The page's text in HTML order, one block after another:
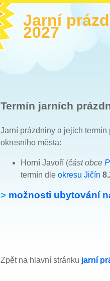
Jarní
2027
Termín jarních
Jarní prázdniny a jejich termín
okresního města:
Horní Javoří (část obce
termín dle okresu Jičín
> možnosti ubytování
Zpět na hlavní stránku jarní